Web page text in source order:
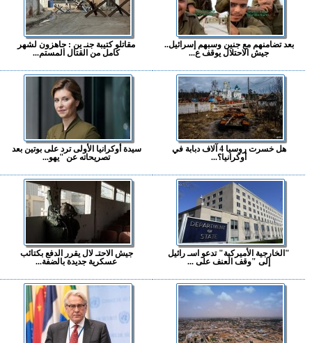
بعد تضامنهم مع جنين وسبهم إسرائيل..
جيش الاحتلال يوقف ع...
مقاتلو كتيبة جنـ ين : جاهزون لشهر
كامل من القتال المستم...
هل خسرت روسيا 4 آلاف دبابة في
أوكرانيا؟...
سيدة أوكرانيا الأولى ترد على بوتين بعد
تصريحاته عن "يهو...
"الخارجية الأميركية" تدعو اسـ رائيل
إلى "وقف العنف على ...
جيش الاحتـ لال يقرر الدفع بكتائب
عسكرية جديدة بالضفة...